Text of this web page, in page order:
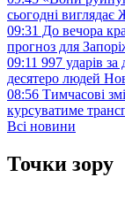
сьогодні
09:31 До вечора
прогноз для
09:11 997 ударів
десятеро людей
08:56 Тимчасові
курсуватиме
Всі новини
Точки зору